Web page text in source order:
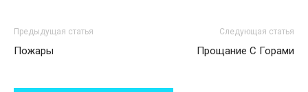
Предыдущая статья
Пожары
Следующая статья
Прощание С Горами